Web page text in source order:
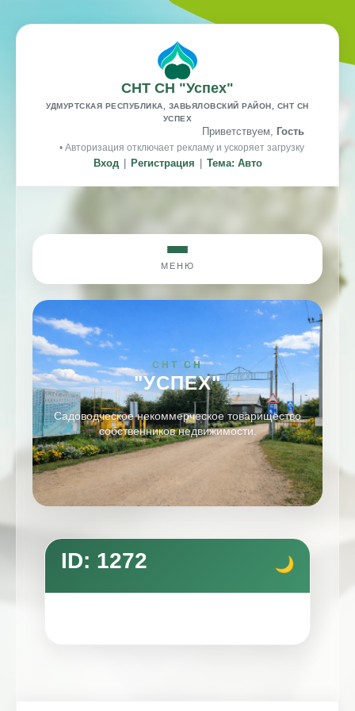
СНТ СН "Успех"
УДМУРТСКАЯ РЕСПУБЛИКА, ЗАВЬЯЛОВСКИЙ РАЙОН, СНТ СН
УСПЕХ
Приветствуем, Гость
• Авторизация отключает рекламу и ускоряет загрузку
Вход Регистрация Тема: Авто
МЕНЮ
СНТ СН
"УСПЕХ"
Садоводческое некоммерческое товарищество
собственников недвижимости.
ID: 1272